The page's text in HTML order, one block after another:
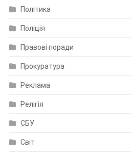
Політика
Поліція
Правові поради
Прокуратура
Реклама
Релігія
СБУ
Світ